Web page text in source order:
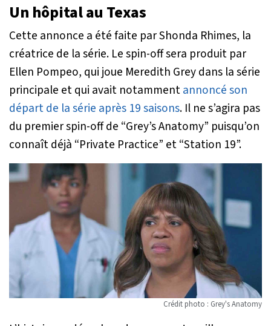
Un hôpital au Texas
Cette annonce a été faite par Shonda Rhimes, la
créatrice de la série. Le spin-off sera produit par
Ellen Pompeo, qui joue Meredith Grey dans la série
principale et qui avait notammentannoncé son
départ de la série après 19 saisons. Il ne s’agira pas
du premier spin-off de “Grey’s Anatomy” puisqu’on
connaît déjà “Private Practice” et “Station 19”.
Crédit photo : Grey's Anatomy